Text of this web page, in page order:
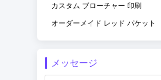
カスタム ブローチャー 印刷
オーダーメイド レッド パケット
メッセージ